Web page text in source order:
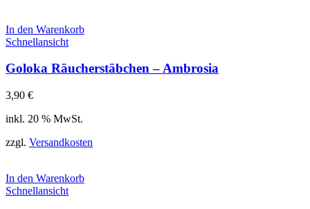
In den Warenkorb
Schnellansicht
Goloka Räucherstäbchen – Ambrosia
3,90 €
inkl. 20 % MwSt.
zzgl. Versandkosten
In den Warenkorb
Schnellansicht